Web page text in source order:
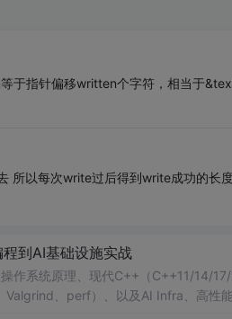
于指针偏移written个字符，相当于
所以每次write过后得到write成功的长
到AI基础设施实战
作系统原理、现代C++（C++11/14/
、perf）、以及AI Infra、高性